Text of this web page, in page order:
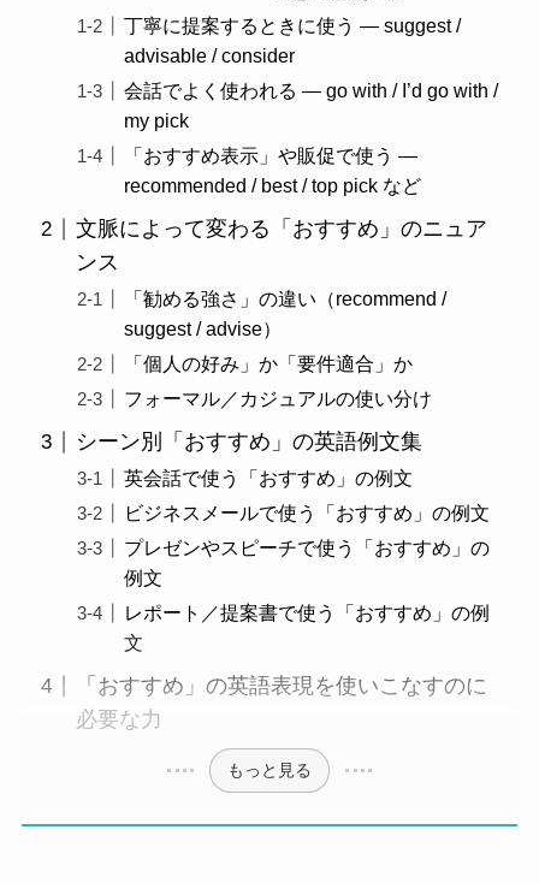
丁寧に提案するときに使う ― suggest /
advisable / consider
会話でよく使われる ― go with / I’d go with /
my pick
「おすすめ表示」や販促で使う ―
recommended / best / top pick など
文脈によって変わる「おすすめ」のニュア
ンス
「勧める強さ」の違い（recommend /
suggest / advise）
「個人の好み」か「要件適合」か
フォーマル／カジュアルの使い分け
シーン別「おすすめ」の英語例文集
英会話で使う「おすすめ」の例文
ビジネスメールで使う「おすすめ」の例文
プレゼンやスピーチで使う「おすすめ」の
例文
レポート／提案書で使う「おすすめ」の例
文
「おすすめ」の英語表現を使いこなすのに
必要な力
もっと見る